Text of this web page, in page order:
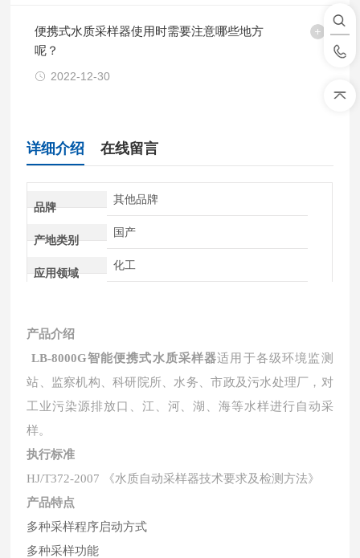
便携式水质采样器使用时需要注意哪些地方
呢？
2022-12-30
详细介绍 在线留言
品牌
其他品牌
产地类别
国产
应用领域
化工
产品介绍
LB-8000G智能便携式水质采样器适用于各级环境监测
站、监察机构、科研院所、水务、市政及污水处理厂，对
工业污染源排放口、江、河、湖、海等水样进行自动采
样。
执行标准
HJ/T372-2007 《水质自动采样器技术要求及检测方法》
产品特点
多种采样程序启动方式
多种采样功能